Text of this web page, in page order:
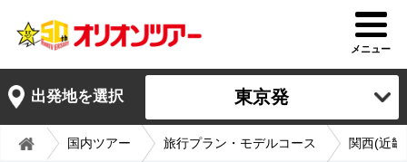
メニュー
出発地を選択 東京発
国内ツアー 旅行プラン・モデルコース 関西(近畿